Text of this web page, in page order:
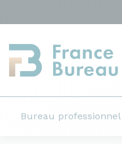
Bureau professionnel